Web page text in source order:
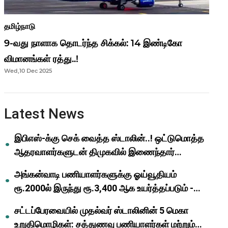
தமிழ்நாடு
9-வது நாளாக தொடர்ந்த சிக்கல்: 14 இண்டிகோ
விமானங்கள் ரத்து..!
Wed,10 Dec 2025
Latest News
இபிஎஸ்-க்கு செக் வைத்த ஸ்டாலின்..! ஒட்டுமொத்த
ஆதரவாளர்களுடன் திமுகவில் இணைந்தார்
அங்கன்வாடி பணியாளர்களுக்கு ஓய்வூதியம்
ரூ.2000ல் இருந்து ரூ.3,400 ஆக உயர்த்தப்படும் -
சட்டப்பேரவையில் முதல்வர் ஸ்டாலினின் 5 மெகா
உறுதிமொழிகள்: சத்துணவு பணியாளர்கள் மற்றும்